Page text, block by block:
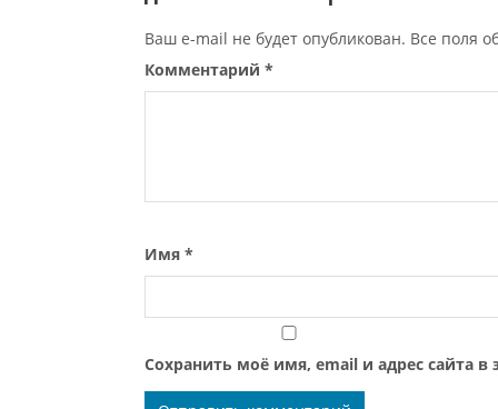
Ваш e-mail не будет опубликован. Все поля
Комментарий *
Имя *
Сохранить моё имя, email и адрес сайта